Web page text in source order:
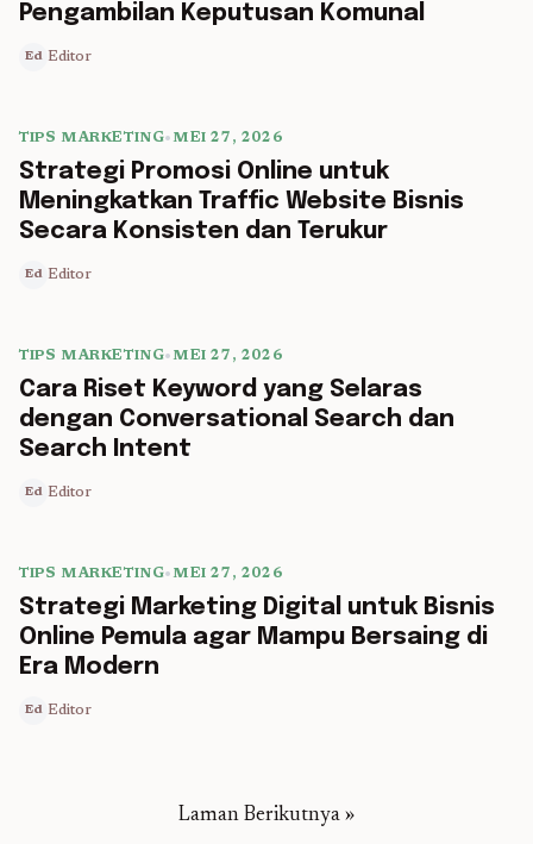
Pengambilan Keputusan Komunal
Ed Editor
TIPS MARKETING•MEI 27, 2026
Strategi Promosi Online untuk
Meningkatkan Traffic Website Bisnis
Secara Konsisten dan Terukur
Ed Editor
TIPS MARKETING•MEI 27, 2026
Cara Riset Keyword yang Selaras
dengan Conversational Search dan
Search Intent
Ed Editor
5 min read
TIPS MARKETING•MEI 27, 2026
Strategi Marketing Digital untuk Bisnis
Online Pemula agar Mampu Bersaing di
Era Modern
Ed Editor
Laman Berikutnya »